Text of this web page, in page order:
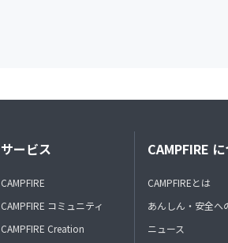
サービス
CAMPFIRE
CAMPFIRE コミュニティ
CAMPFIRE Creation
CAMPFIRE
CAMPFIREとは
あんしん・安全へ
ニュース